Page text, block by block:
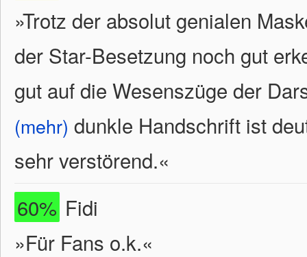
»Trotz der absolut genialen
der Star-Besetzung noch gut
gut auf die Wesenszüge der
(mehr) dunkle Handschrift ist
sehr verstörend.«
60% Fidi
»Für Fans o.k.«